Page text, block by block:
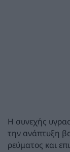
Η συνεχής
την ανάπτυξη
ρεύματος και